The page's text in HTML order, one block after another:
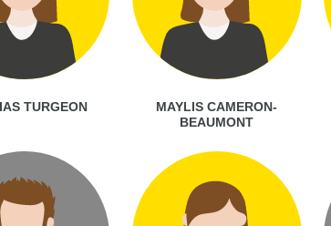
TURGEON
MAYLIS CAMERON-
BEAUMONT